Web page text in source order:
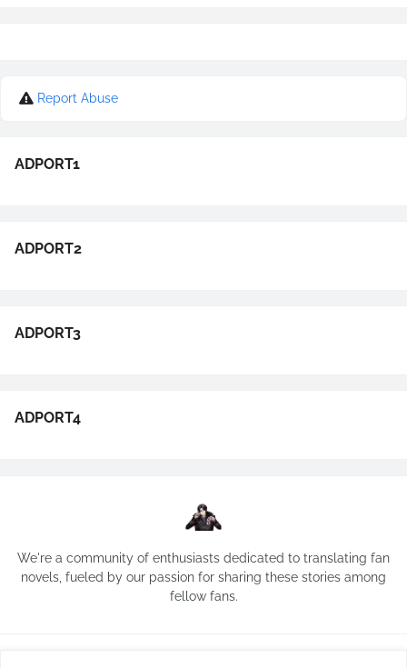
Report Abuse
ADPORT1
ADPORT2
ADPORT3
ADPORT4
We're a community of enthusiasts dedicated to translating fan
novels, fueled by our passion for sharing these stories among
fellow fans.